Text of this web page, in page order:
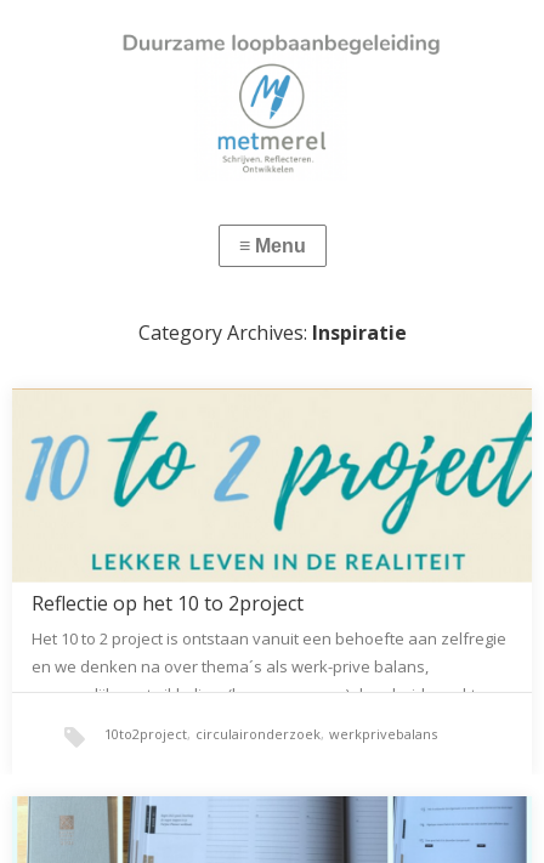
Category Archives: Inspiratie
Reflectie op het 10 to 2project
Het 10 to 2 project is ontstaan vanuit een behoefte aan zelfregie
en we denken na over thema´s als werk-prive balans,
persoonlijke ontwikkeling, (hervormen van) de arbeidsmarkt,
systemisch kijken en trends als quiet quitting en quiet hiring.…
10to2project, circulaironderzoek, werkprivebalans